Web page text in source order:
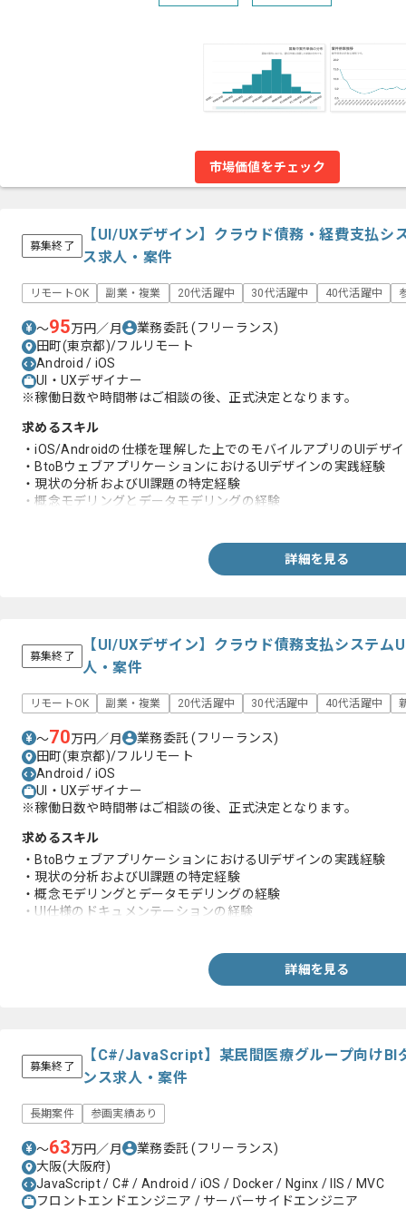
市場価値をチェック
募集終了
【UI/UXデザイン】クラウド債務・経費支払シ
ス求人・案件
リモートOK 副業・複業 20代活躍中 30代活躍中 40代活躍中
〜95万円／月 業務委託(フリーランス)
田町(東京都)/フルリモート
Android / iOS
UI・UXデザイナー
※稼働日数や時間帯はご相談の後、正式決定となります。
求めるスキル
・iOS/Androidの仕様を理解した上でのモバイルアプリのUIデザ
・BtoBウェブアプリケーションにおけるUIデザインの実践経験
・現状の分析およびUI課題の特定経験
・概念モデリングとデータモデリングの経験
・単一機能と単一画面ではなくプロダクト全体感を以てデザイン
・翻訳サービスを活用した英語コミュニケーション経験
詳細を見る
募集終了
【UI/UXデザイン】クラウド債務支払システム
人・案件
リモートOK 副業・複業 20代活躍中 30代活躍中 40代活躍中
〜70万円／月 業務委託(フリーランス)
田町(東京都)/フルリモート
Android / iOS
UI・UXデザイナー
※稼働日数や時間帯はご相談の後、正式決定となります。
求めるスキル
・BtoBウェブアプリケーションにおけるUIデザインの実践経験
・現状の分析およびUI課題の特定経験
・概念モデリングとデータモデリングの経験
・UI仕様のドキュメンテーションの経験
・リモート作業によるチャットツール上のコミュニケーション経
・英語によるテキストコミュニケーション経験(翻訳サービス使用
詳細を見る
募集終了
【C#/JavaScript】某民間医療グループ向けBI
ンス求人・案件
長期案件 参画実績あり
〜63万円／月 業務委託(フリーランス)
大阪(大阪府)
JavaScript / C# / Android / iOS / Docker / Nginx / IIS / MVC
フロントエンドエンジニア / サーバーサイドエンジニア